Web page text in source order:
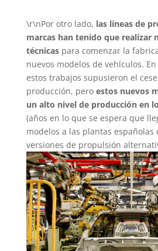
\r\nPor otro lado, las líneas de
marcas han tenido que realizar
técnicaspara comenzar la
nuevos modelos de vehículos.
estos trabajos supusieron el
producción, pero estos nuevos
un alto nivel de producción en
(años en lo que se espera que
modelos a las plantas españolas
versiones de propulsión